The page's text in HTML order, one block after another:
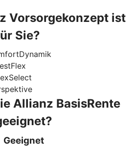
Vorsorgekonzept ist
Sie?
Allianz BasisRente
Geeignet